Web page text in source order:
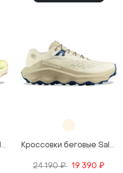
Кроссовки беговые Salomon Ultra Glide 4 W цвет Yellow/Желтый Кроссовки беговые Salomon Ultra Glide 4 цвет Wheat/Бежевый
24 190 ₽ 19 390 ₽